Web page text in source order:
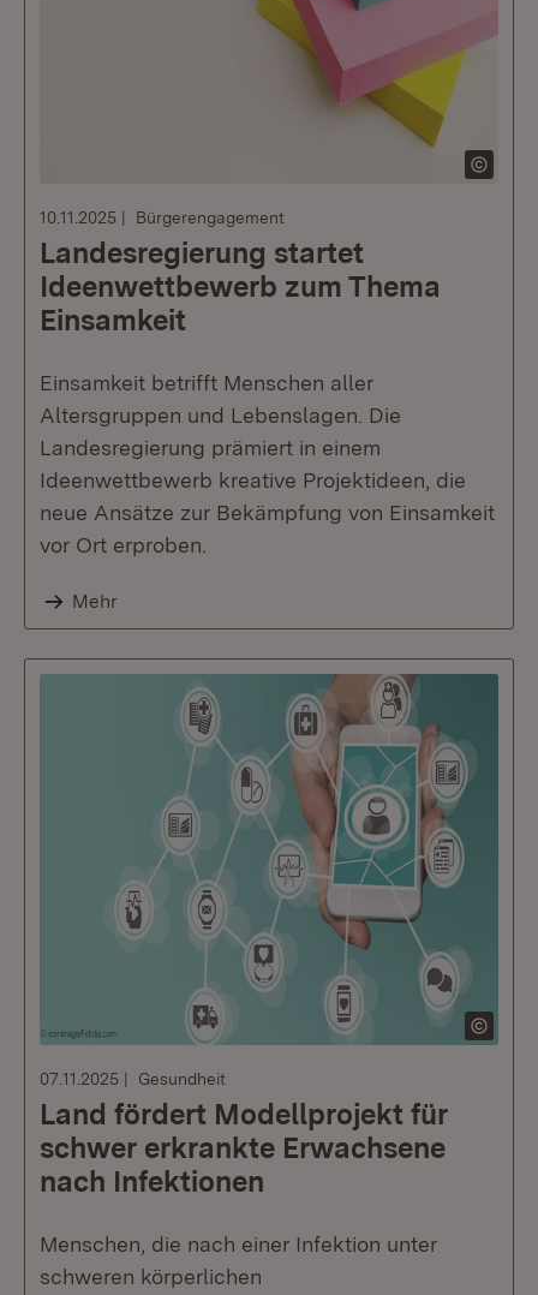
10.11.2025 Bürgerengagement
Landesregierung startet
Ideenwettbewerb zum Thema
Einsamkeit
Einsamkeit betrifft Menschen aller
Altersgruppen und Lebenslagen. Die
Landesregierung prämiert in einem
Ideenwettbewerb kreative Projektideen, die
neue Ansätze zur Bekämpfung von Einsamkeit
vor Ort erproben.
Mehr
07.11.2025 Gesundheit
Land fördert Modellprojekt für
schwer erkrankte Erwachsene
nach Infektionen
Menschen, die nach einer Infektion unter
schweren körperlichen